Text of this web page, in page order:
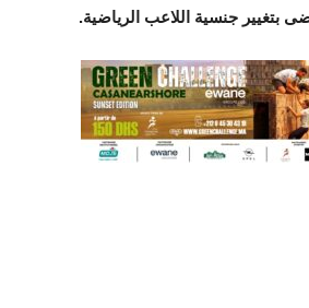
بتغيير جنسية اللاعب الرياضية.